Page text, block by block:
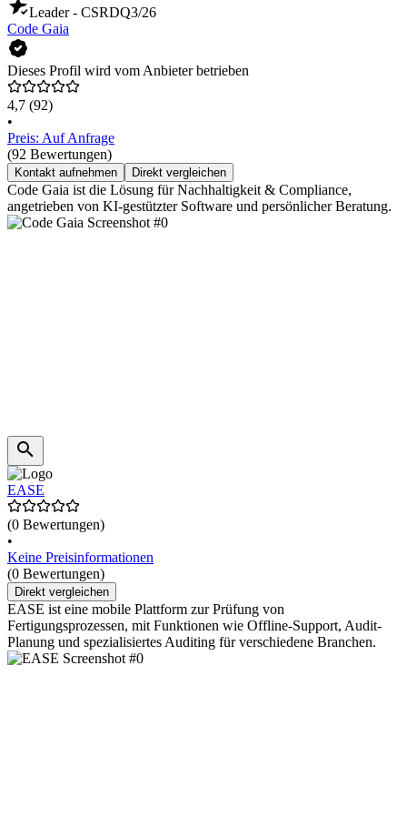
Leader - CSRDQ3/26
Code Gaia
Dieses Profil wird vom Anbieter betrieben
4,7 (92)
•
Preis: Auf Anfrage
(92 Bewertungen)
Kontakt aufnehmen Direkt vergleichen
Code Gaia ist die Lösung für Nachhaltigkeit & Compliance,
angetrieben von KI-gestützter Software und persönlicher Beratung.
EASE
(0 Bewertungen)
•
Keine Preisinformationen
(0 Bewertungen)
Direkt vergleichen
EASE ist eine mobile Plattform zur Prüfung von
Fertigungsprozessen, mit Funktionen wie Offline-Support, Audit-
Planung und spezialisiertes Auditing für verschiedene Branchen.